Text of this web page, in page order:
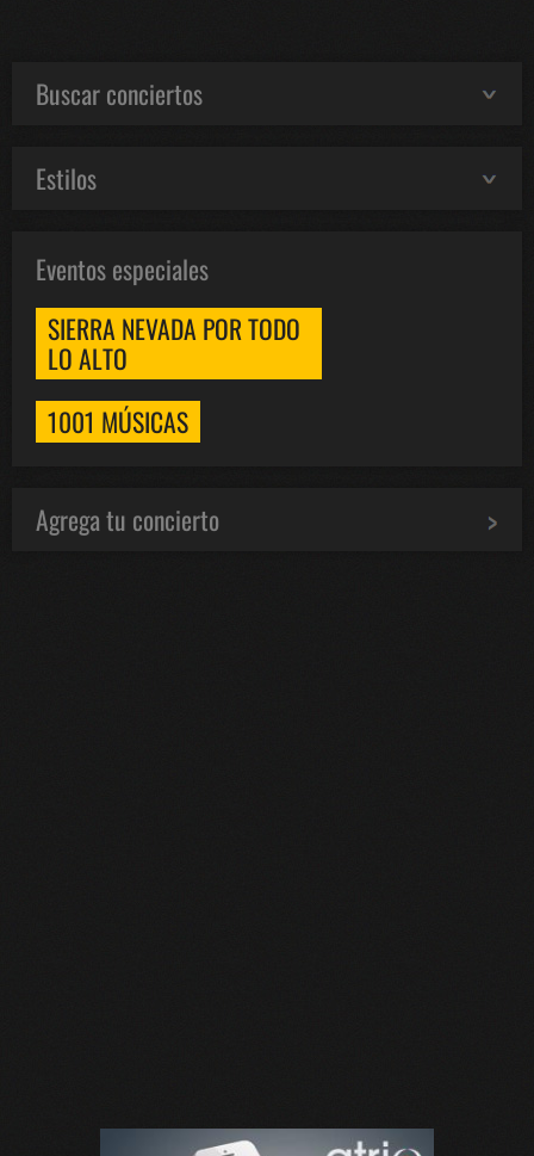
Buscar conciertos
Estilos
Eventos especiales
SIERRA NEVADA POR TODO
LO ALTO
1001 MÚSICAS
Agrega tu concierto